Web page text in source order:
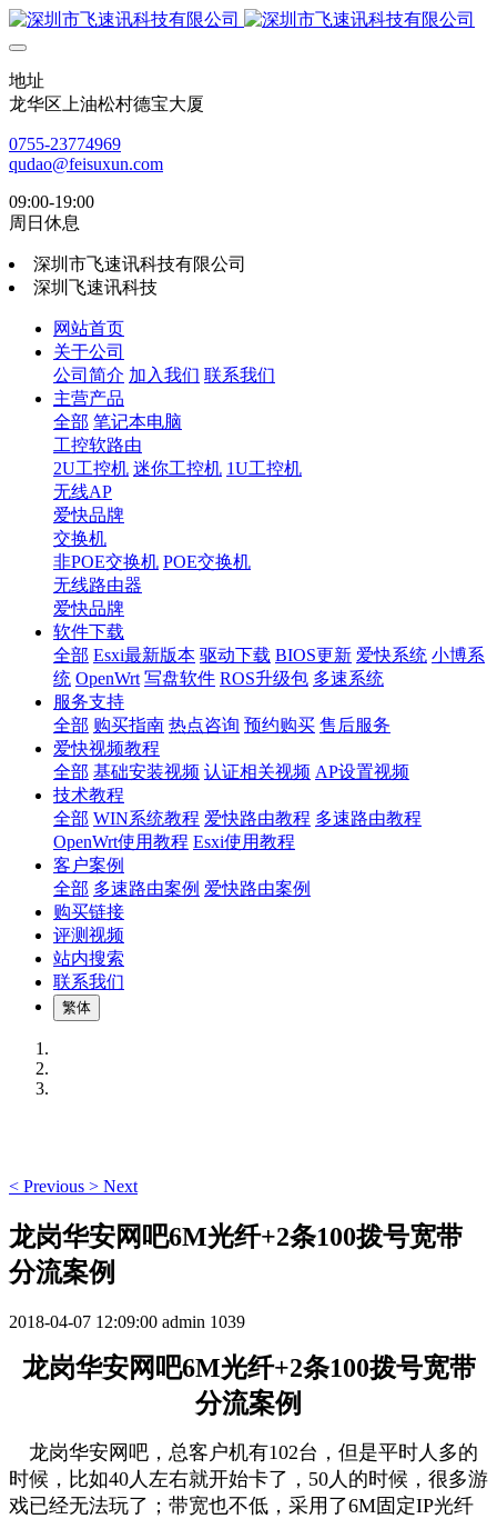
地址
龙华区上油松村德宝大厦
0755-23774969
qudao@feisuxun.com
09:00-19:00
周日休息
深圳市飞速讯科技有限公司
深圳飞速讯科技
网站首页
关于公司
公司简介 加入我们 联系我们
主营产品
全部 笔记本电脑
工控软路由
2U工控机 迷你工控机 1U工控机
无线AP
爱快品牌
交换机
非POE交换机 POE交换机
无线路由器
爱快品牌
软件下载
全部 Esxi最新版本 驱动下载 BIOS更新 爱快系统 小博系
统 OpenWrt 写盘软件 ROS升级包 多速系统
服务支持
全部 购买指南 热点咨询 预约购买 售后服务
爱快视频教程
全部 基础安装视频 认证相关视频 AP设置视频
技术教程
全部 WIN系统教程 爱快路由教程 多速路由教程
OpenWrt使用教程 Esxi使用教程
客户案例
全部 多速路由案例 爱快路由案例
购买链接
评测视频
站内搜索
联系我们
繁体
< Previous > Next
龙岗华安网吧6M光纤+2条100拨号宽带
分流案例
2018-04-07 12:09:00 admin 1039
龙岗华安网吧6M光纤+2条100拨号宽带
分流案例
龙岗华安网吧，总客户机有102台，但是平时人多的
时候，比如40人左右就开始卡了，50人的时候，很多游
戏已经无法玩了；带宽也不低，采用了6M固定IP光纤